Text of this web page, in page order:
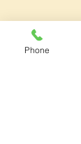
Phone